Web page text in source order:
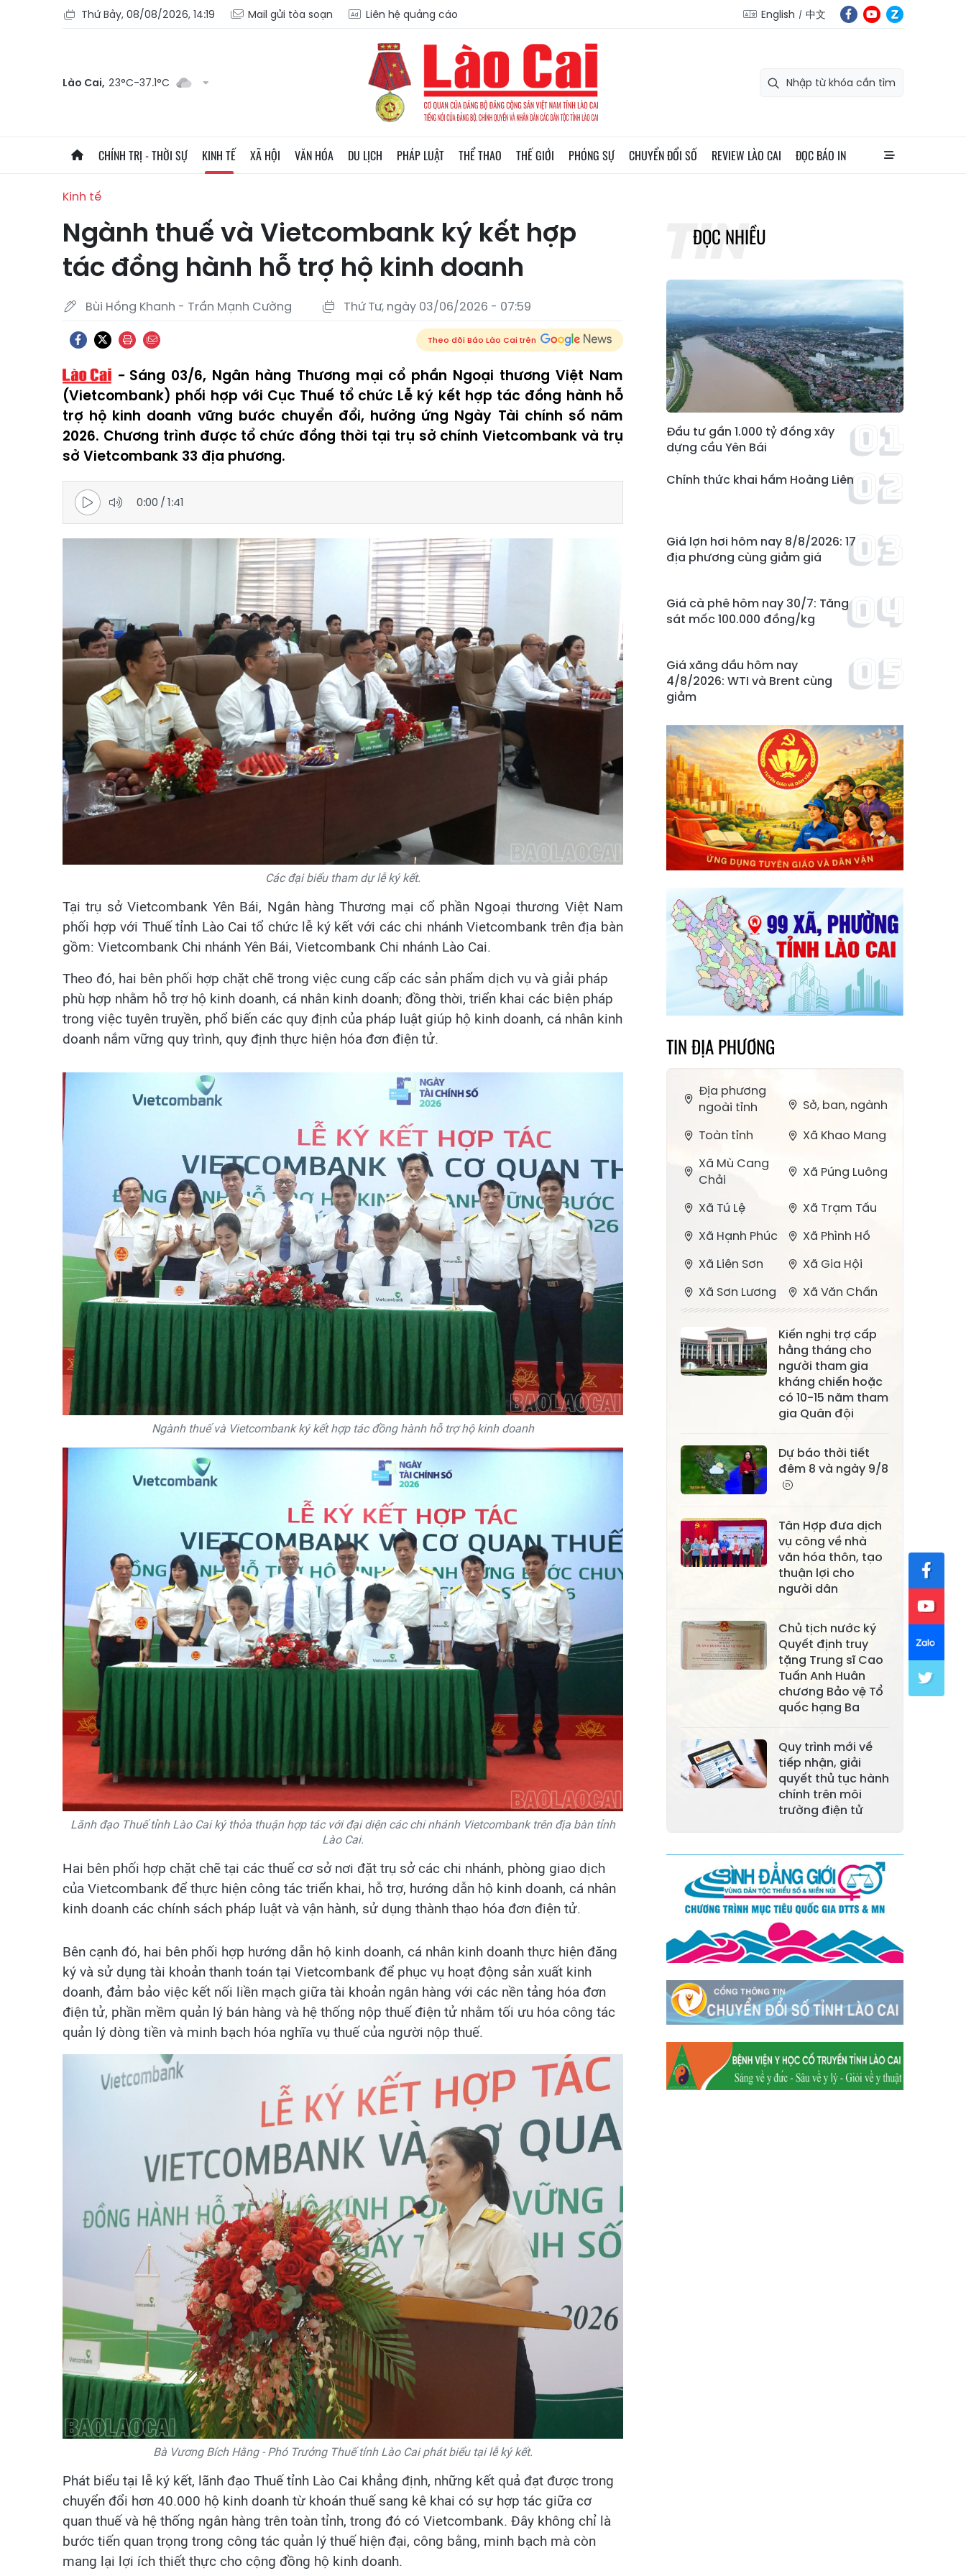
Thứ Bảy, 08/08/2026, 14:19 Mail gửi tòa soạn Liên hệ quảng cáo English 中文
Lào Cai, 23°C-37.1°C
CHÍNH TRỊ - THỜI SỰ KINH TẾ XÃ HỘI VĂN HÓA DU LỊCH PHÁP LUẬT THỂ THAO THẾ GIỚI PHÓNG SỰ CHUYỂN ĐỔI SỐ REVIEW LÀO CAI ĐỌC BÁO IN
Kinh tế
Ngành thuế và Vietcombank ký kết hợp
tác đồng hành hỗ trợ hộ kinh doanh
Bùi Hồng Khanh - Trần Mạnh Cường Thứ Tư, ngày 03/06/2026 - 07:59
Theo dõi Báo Lào Cai trên
Sáng 03/6, Ngân hàng Thương mại cổ phần Ngoại thương Việt Nam
(Vietcombank) phối hợp với Cục Thuế tổ chức Lễ ký kết hợp tác đồng hành hỗ
trợ hộ kinh doanh vững bước chuyển đổi, hưởng ứng Ngày Tài chính số năm
2026. Chương trình được tổ chức đồng thời tại trụ sở chính Vietcombank và trụ
sở Vietcombank 33 địa phương.
0:00 /1:41
Các đại biểu tham dự lễ ký kết.
Tại trụ sở Vietcombank Yên Bái, Ngân hàng Thương mại cổ phần Ngoại thương Việt Nam
phối hợp với Thuế tỉnh Lào Cai tổ chức lễ ký kết với các chi nhánh Vietcombank trên địa bàn
gồm: Vietcombank Chi nhánh Yên Bái, Vietcombank Chi nhánh Lào Cai.
Theo đó, hai bên phối hợp chặt chẽ trong việc cung cấp các sản phẩm dịch vụ và giải pháp
phù hợp nhằm hỗ trợ hộ kinh doanh, cá nhân kinh doanh; đồng thời, triển khai các biện pháp
trong việc tuyên truyền, phổ biến các quy định của pháp luật giúp hộ kinh doanh, cá nhân kinh
doanh nắm vững quy trình, quy định thực hiện hóa đơn điện tử.
Ngành thuế và Vietcombank ký kết hợp tác đồng hành hỗ trợ hộ kinh doanh
Lãnh đạo Thuế tỉnh Lào Cai ký thỏa thuận hợp tác với đại diện các chi nhánh Vietcombank trên địa bàn tỉnh
Lào Cai.
Hai bên phối hợp chặt chẽ tại các thuế cơ sở nơi đặt trụ sở các chi nhánh, phòng giao dịch
của Vietcombank để thực hiện công tác triển khai, hỗ trợ, hướng dẫn hộ kinh doanh, cá nhân
kinh doanh các chính sách pháp luật và vận hành, sử dụng thành thạo hóa đơn điện tử.
Bên cạnh đó, hai bên phối hợp hướng dẫn hộ kinh doanh, cá nhân kinh doanh thực hiện đăng
ký và sử dụng tài khoản thanh toán tại Vietcombank để phục vụ hoạt động sản xuất kinh
doanh, đảm bảo việc kết nối liền mạch giữa tài khoản ngân hàng với các nền tảng hóa đơn
điện tử, phần mềm quản lý bán hàng và hệ thống nộp thuế điện tử nhằm tối ưu hóa công tác
quản lý dòng tiền và minh bạch hóa nghĩa vụ thuế của người nộp thuế.
Bà Vương Bích Hằng - Phó Trưởng Thuế tỉnh Lào Cai phát biểu tại lễ ký kết.
Phát biểu tại lễ ký kết, lãnh đạo Thuế tỉnh Lào Cai khẳng định, những kết quả đạt được trong
chuyển đổi hơn 40.000 hộ kinh doanh từ khoán thuế sang kê khai có sự hợp tác giữa cơ
quan thuế và hệ thống ngân hàng trên toàn tỉnh, trong đó có Vietcombank. Đây không chỉ là
bước tiến quan trọng trong công tác quản lý thuế hiện đại, công bằng, minh bạch mà còn
mang lại lợi ích thiết thực cho cộng đồng hộ kinh doanh.
ĐỌC NHIỀU
Đầu tư gần 1.000 tỷ đồng xây
dựng cầu Yên Bái
Chính thức khai hầm Hoàng Liên
Giá lợn hơi hôm nay 8/8/2026: 17
địa phương cùng giảm giá
Giá cà phê hôm nay 30/7: Tăng
sát mốc 100.000 đồng/kg
Giá xăng dầu hôm nay
4/8/2026: WTI và Brent cùng
giảm
TIN ĐỊA PHƯƠNG
Địa phương
ngoài tỉnh
Sở, ban, ngành
Toàn tỉnh
Xã Khao Mang
Xã Mù Cang
Chải
Xã Púng Luông
Xã Tú Lệ
Xã Trạm Tấu
Xã Hạnh Phúc
Xã Phình Hồ
Xã Liên Sơn
Xã Gia Hội
Xã Sơn Lương
Xã Văn Chấn
Bằng La
Xã Chấn Thịnh
Xã Nghĩa Tâm
Xã Phong Dụ
Hạ
Xã Lâm Giang
Cuông
Xã Tân Hợp
Xã Mậu A
Xã Mỏ Vàng
Thượng
Xã Lục Yên
Xã Tân Lĩnh
Xã Phúc Lợi
Xã Yên Thành
Xã Thác Bà
Xã Yên Bình
Xã Bảo Ái
Xã Hưng
Khánh
Xã Lương
Thịnh
Xã Việt Hồng
Xã Quy Mông
Xã Cốc San
Xã Hợp Thành
Xã Phong Hải
Quang
Xã Tằng Loỏng
Xã Gia Phú
Xã Mường
Hum
Xã Y Tý
Xã A Mú Sung
Xã Trịnh Tường
Xã Nậm Chày
Xã Bản Xèo
Xã Bát Xát
Xã Võ Lao
Xã Khánh Yên
Xã Văn Bàn
Xã Dương Quỳ
Kiến nghị trợ cấp
hằng tháng cho
người tham gia
kháng chiến hoặc
có 10-15 năm tham
gia Quân đội
Dự báo thời tiết
đêm 8 và ngày 9/8
Tân Hợp đưa dịch
vụ công về nhà
văn hóa thôn, tạo
thuận lợi cho
người dân
Chủ tịch nước ký
Quyết định truy
tặng Trung sĩ Cao
Tuấn Anh Huân
chương Bảo vệ Tổ
quốc hạng Ba
Quy trình mới về
tiếp nhận, giải
quyết thủ tục hành
chính trên môi
trường điện tử